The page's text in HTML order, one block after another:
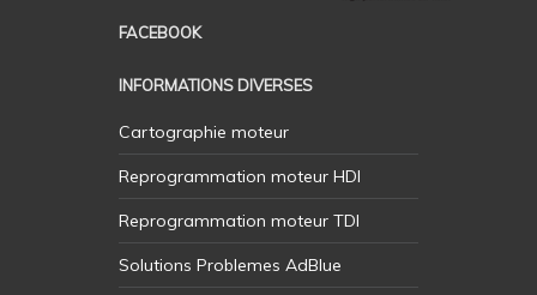
FACEBOOK
INFORMATIONS DIVERSES
Cartographie moteur
Reprogrammation moteur HDI
Reprogrammation moteur TDI
Solutions Problemes AdBlue